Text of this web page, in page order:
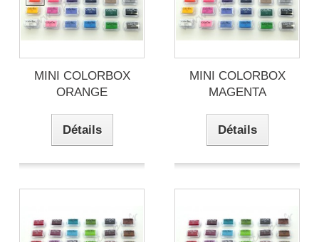
MINI COLORBOX
ORANGE
Détails
MINI COLORBOX
MAGENTA
Détails